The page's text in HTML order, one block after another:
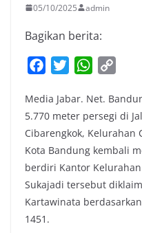
05/10/2025 admin
Bagikan berita:
c
e
b
o
o
k
i
t
t
e
r
W
a
t
s
A
p
p
p
y
L
i
n
k
Media Jabar. Net.
5.770 meter persegi di
Cibarengkok, Kelurahan
Kota Bandung kembali
berdiri Kantor
Sukajadi tersebut
Kartawinata
1451.